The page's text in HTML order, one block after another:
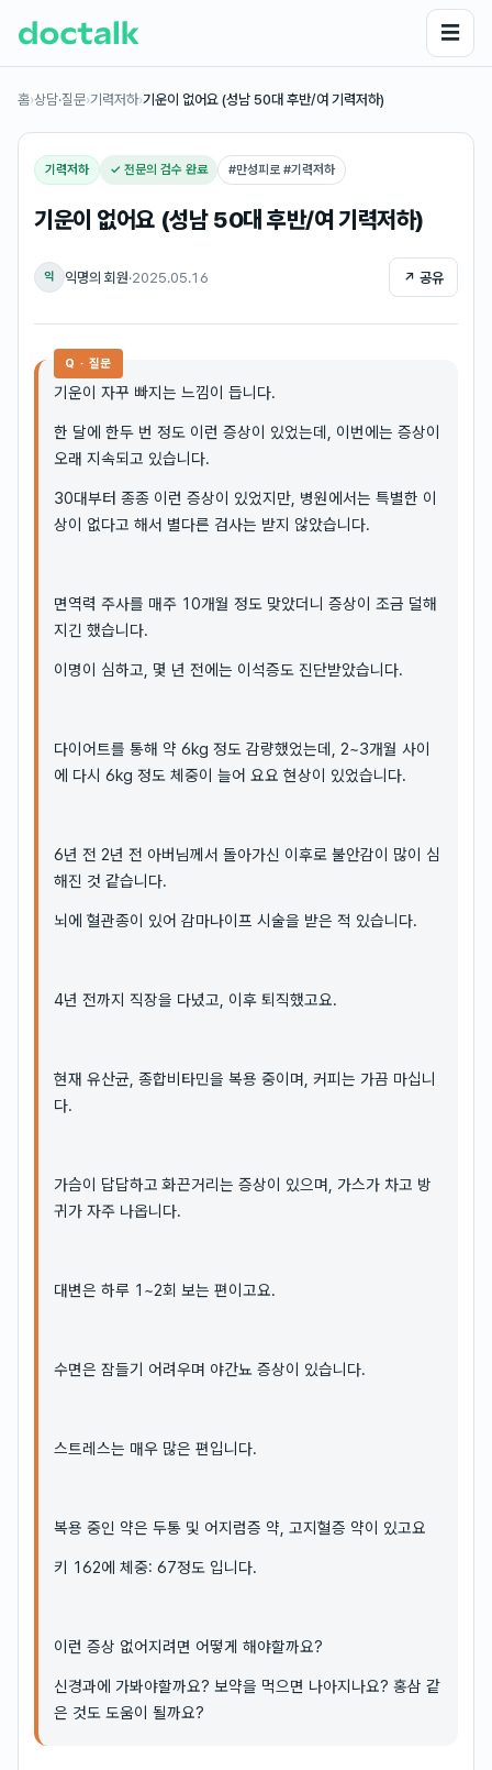
☰
홈›상담·질문›기력저하›기운이 없어요 (성남 50대 후반/여 기력저하)
기력저하 ✓ 전문의 검수 완료 #만성피로 #기력저하
기운이 없어요 (성남 50대 후반/여 기력저하)
익 익명의 회원·2025.05.16 ↗ 공유
Q · 질문
기운이 자꾸 빠지는 느낌이 듭니다.
한 달에 한두 번 정도 이런 증상이 있었는데, 이번에는 증상이
오래 지속되고 있습니다.
30대부터 종종 이런 증상이 있었지만, 병원에서는 특별한 이
상이 없다고 해서 별다른 검사는 받지 않았습니다.
면역력 주사를 매주 10개월 정도 맞았더니 증상이 조금 덜해
지긴 했습니다.
이명이 심하고, 몇 년 전에는 이석증도 진단받았습니다.
다이어트를 통해 약 6kg 정도 감량했었는데, 2~3개월 사이
에 다시 6kg 정도 체중이 늘어 요요 현상이 있었습니다.
6년 전 2년 전 아버님께서 돌아가신 이후로 불안감이 많이 심
해진 것 같습니다.
뇌에 혈관종이 있어 감마나이프 시술을 받은 적 있습니다.
4년 전까지 직장을 다녔고, 이후 퇴직했고요.
현재 유산균, 종합비타민을 복용 중이며, 커피는 가끔 마십니
다.
가슴이 답답하고 화끈거리는 증상이 있으며, 가스가 차고 방
귀가 자주 나옵니다.
대변은 하루 1~2회 보는 편이고요.
수면은 잠들기 어려우며 야간뇨 증상이 있습니다.
스트레스는 매우 많은 편입니다.
복용 중인 약은 두통 및 어지럼증 약, 고지혈증 약이 있고요
키 162에 체중: 67정도 입니다.
이런 증상 없어지려면 어떻게 해야할까요?
신경과에 가봐야할까요? 보약을 먹으면 나아지나요? 홍삼 같
은 것도 도움이 될까요?